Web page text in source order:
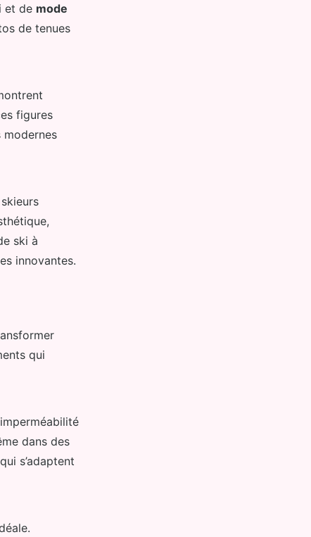
et de mode
de tenues
figures
modernes
ski à
innovantes.
qui
dans des
s’adaptent